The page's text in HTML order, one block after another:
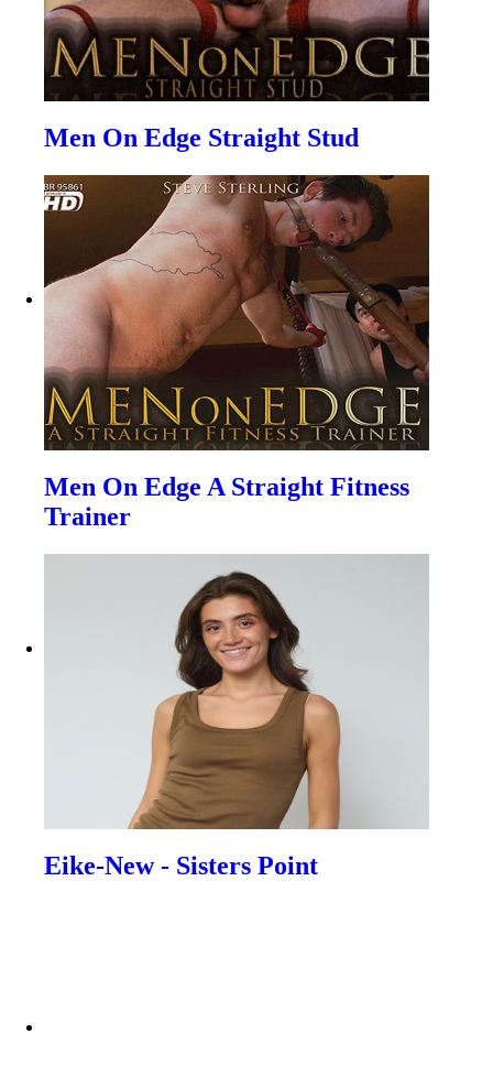
Men On Edge Straight Stud
Men On Edge A Straight Fitness
Trainer
Eike-New - Sisters Point